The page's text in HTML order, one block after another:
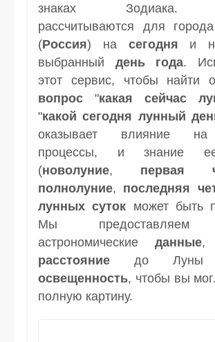
знаках Зодиака.
рассчитываются для
(Россия) на сегодня и
выбранный день года.
этот сервис, чтобы найти
вопрос "какая сейчас
"какой сегодня лунный
оказывает влияние
процессы, и знание
(новолуние, первая
полнолуние, последняя
лунных суток может быть
Мы предоставляем
астрономические данные,
расстояние до
освещенность, чтобы вы
полную картину.